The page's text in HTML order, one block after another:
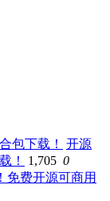
开源
！
1,705 0